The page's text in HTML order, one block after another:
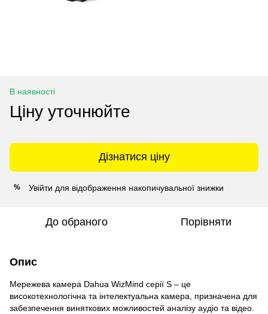
В наявності
Ціну уточнюйте
Дізнатися ціну
% Увійти для відображення накопичувальної знижки
До обраного Порівняти
Опис
Мережева камера Dahua WizMind серії S – це
високотехнологічна та інтелектуальна камера, призначена для
забезпечення виняткових можливостей аналізу аудіо та відео.